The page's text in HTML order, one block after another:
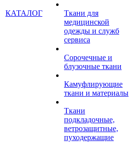
КАТАЛОГ
Ткани для
медицинской
одежды и служб
сервиса
Сорочечные и
блузочные ткани
Камуфлирующие
ткани и материалы
Ткани
подкладочные,
ветрозащитные,
пуходержащие